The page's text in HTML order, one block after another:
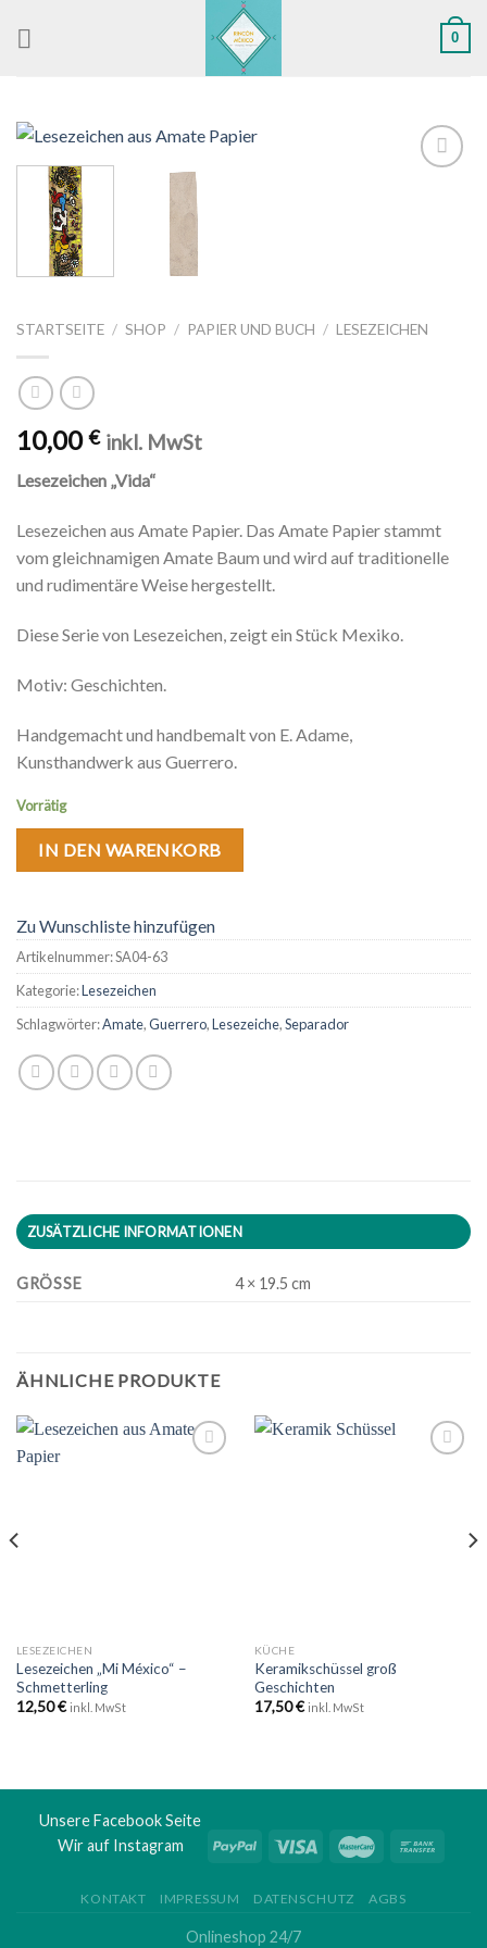
0
STARTSEITE / SHOP / PAPIER UND BUCH / LESEZEICHEN
10,00€ inkl. MwSt
Lesezeichen „Vida“
Lesezeichen aus Amate Papier. Das Amate Papier stammt
vom gleichnamigen Amate Baum und wird auf traditionelle
und rudimentäre Weise hergestellt.
Diese Serie von Lesezeichen, zeigt ein Stück Mexiko.
Motiv: Geschichten.
Handgemacht und handbemalt von E. Adame,
Kunsthandwerk aus Guerrero.
Vorrätig
IN DEN WARENKORB
Zu Wunschliste hinzufügen
Artikelnummer:SA04-63
Kategorie:Lesezeichen
Schlagwörter:Amate,Guerrero,Lesezeiche,Separador
ZUSÄTZLICHE INFORMATIONEN
GRÖSSE 4 × 19.5 cm
ÄHNLICHE PRODUKTE
LESEZEICHEN
Lesezeichen „Mi México“ –
Schmetterling
12,50€ inkl. MwSt
KÜCHE
Keramikschüssel groß
Geschichten
17,50€ inkl. MwSt
Unsere Facebook Seite
Wir auf Instagram
KONTAKT IMPRESSUM DATENSCHUTZ AGBS
Onlineshop 24/7